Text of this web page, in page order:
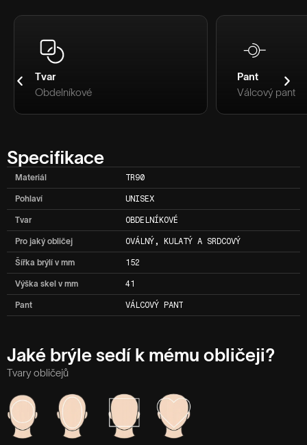
Tvar
Obdelníkové
Pant
Válcový pant
Specifikace
Materiál TR90
Pohlaví UNISEX
Tvar OBDELNÍKOVÉ
Pro jaký obličej OVÁLNÝ, KULATÝ A SRDCOVÝ
Šířka brýlí v mm 152
Výška skel v mm 41
Pant VÁLCOVÝ PANT
Jaké brýle sedí k mému obličeji?
Tvary obličejů